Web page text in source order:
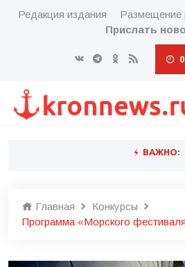
Редакция издания Размещение
Прислать
ВАЖНО:
Главная
Конкурсы
Программа «Морского